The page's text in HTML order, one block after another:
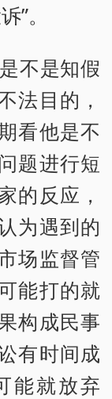
”。
不是知假
法目的，
看他是不
题进行短
的反应，
为遇到的
场监督管
能打的就
构成民事
有时间成
能就放弃